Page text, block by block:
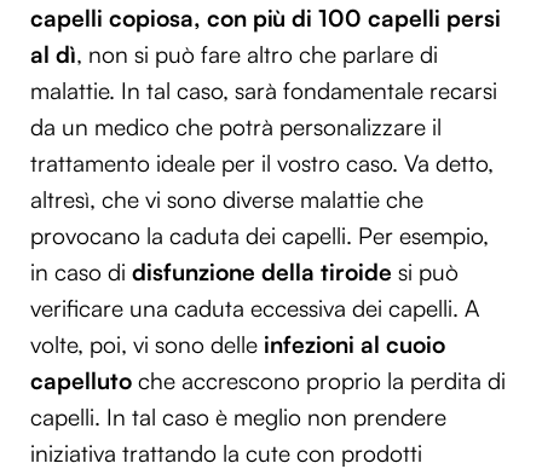
capelli copiosa, con più di 100 capelli persi
al dì, non si può fare altro che parlare di
malattie. In tal caso, sarà fondamentale recarsi
da un medico che potrà personalizzare il
trattamento ideale per il vostro caso. Va detto,
altresì, che vi sono diverse malattie che
provocano la caduta dei capelli. Per esempio,
in caso di disfunzione della tiroide si può
verificare una caduta eccessiva dei capelli. A
volte, poi, vi sono delle infezioni al cuoio
capelluto che accrescono proprio la perdita di
capelli. In tal caso è meglio non prendere
iniziativa trattando la cute con prodotti